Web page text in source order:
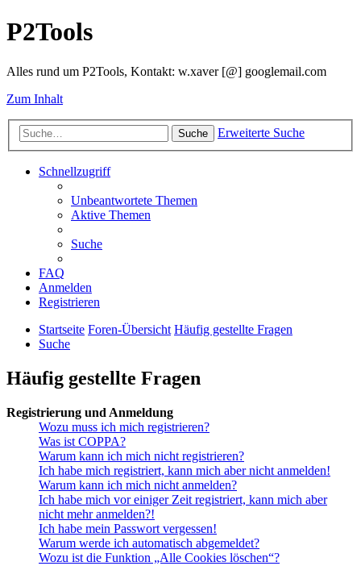
P2Tools
Alles rund um P2Tools, Kontakt: w.xaver [@] googlemail.com
Zum Inhalt
Suche Erweiterte Suche
Schnellzugriff
Unbeantwortete Themen
Aktive Themen
Suche
FAQ
Anmelden
Registrieren
Startseite Foren-Übersicht Häufig gestellte Fragen
Suche
Häufig gestellte Fragen
Registrierung und Anmeldung
Wozu muss ich mich registrieren?
Was ist COPPA?
Warum kann ich mich nicht registrieren?
Ich habe mich registriert, kann mich aber nicht anmelden!
Warum kann ich mich nicht anmelden?
Ich habe mich vor einiger Zeit registriert, kann mich aber
nicht mehr anmelden?!
Ich habe mein Passwort vergessen!
Warum werde ich automatisch abgemeldet?
Wozu ist die Funktion „Alle Cookies löschen“?